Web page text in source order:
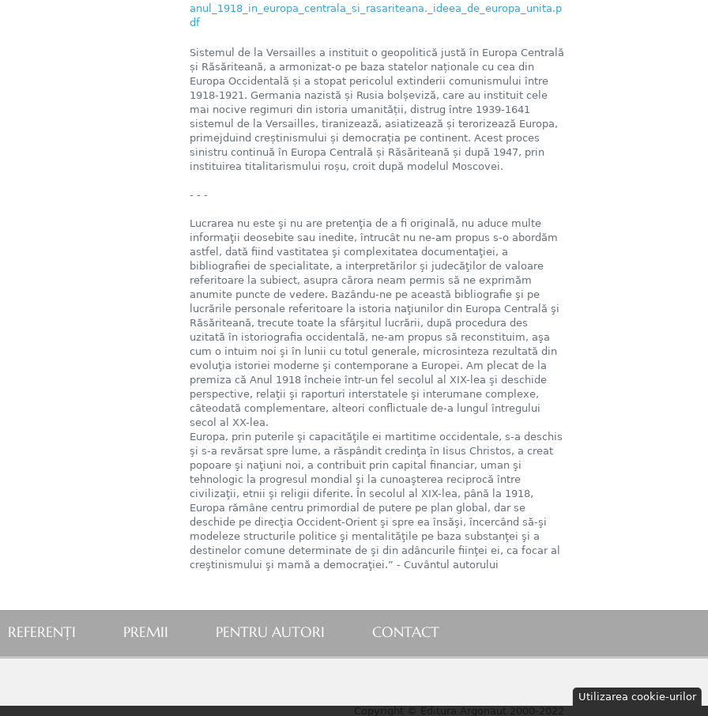
Utilizarea cookie-urilor
anul_1918_in_europa_centrala_si_rasariteana._ideea_de_europa_unita.p
df
Sistemul de la Versailles a instituit o geopolitică justă în Europa Centrală
și Răsăriteană, a armonizat-o pe baza statelor naționale cu cea din
Europa Occidentală și a stopat pericolul extinderii comunismului între
1918-1921. Germania nazistă și Rusia bolșeviză, care au instituit cele
mai nocive regimuri din istoria umanității, distrug între 1939-1641
sistemul de la Versailles, tiranizează, asiatizează și terorizează Europa,
primejduind creștinismului și democrația pe continent. Acest proces
sinistru continuă în Europa Centrală și Răsăriteană și după 1947, prin
instituirea titalitarismului roșu, croit după modelul Moscovei.
- - -
Lucrarea nu este şi nu are pretenţia de a fi originală, nu aduce multe
informaţii deosebite sau inedite, întrucât nu ne-am propus s-o abordăm
astfel, dată fiind vastitatea şi complexitatea documentaţiei, a
bibliografiei de specialitate, a interpretărilor şi judecăţilor de valoare
referitoare la subiect, asupra cărora neam permis să ne exprimăm
anumite puncte de vedere. Bazându-ne pe această bibliografie şi pe
lucrările personale referitoare la istoria naţiunilor din Europa Centrală şi
Răsăriteană, trecute toate la sfârşitul lucrării, după procedura des
uzitată în istoriografia occidentală, ne-am propus să reconstituim, aşa
cum o intuim noi şi în lunii cu totul generale, microsinteza rezultată din
evoluţia istoriei moderne şi contemporane a Europei. Am plecat de la
premiza că Anul 1918 încheie într-un fel secolul al XIX-lea şi deschide
perspective, relaţii şi raporturi interstatele şi interumane complexe,
câteodată complementare, alteori conflictuale de-a lungul întregului
secol al XX-lea.
Europa, prin puterile şi capacităţile ei martitime occidentale, s-a deschis
şi s-a revărsat spre lume, a răspândit credinţa în Iisus Christos, a creat
popoare şi naţiuni noi, a contribuit prin capital financiar, uman şi
tehnologic la progresul mondial şi la cunoaşterea reciprocă între
civilizaţii, etnii şi religii diferite. În secolul al XIX-lea, până la 1918,
Europa rămâne centru primordial de putere pe plan global, dar se
deschide pe direcţia Occident-Orient şi spre ea însăşi, încercând să-şi
modeleze structurile politice şi mentalităţile pe baza substanţei şi a
destinelor comune determinate de şi din adâncurile fiinţei ei, ca focar al
creştinismului şi mamă a democraţiei.” - Cuvântul autorului
REFERENŢI PREMII PENTRU AUTORI CONTACT
Copyright © Editura Argonaut 2000-2022